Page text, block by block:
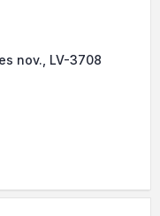
nov., LV-3708